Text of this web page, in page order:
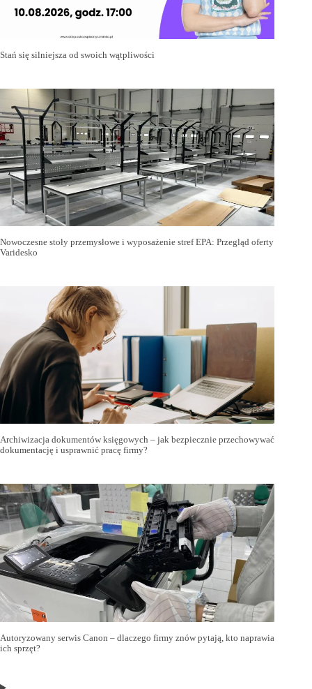
Stań się silniejsza od swoich wątpliwości
Nowoczesne stoły przemysłowe i wyposażenie stref EPA: Przegląd oferty
Varidesko
Archiwizacja dokumentów księgowych – jak bezpiecznie przechowywać
dokumentację i usprawnić pracę firmy?
Autoryzowany serwis Canon – dlaczego firmy znów pytają, kto naprawia
ich sprzęt?